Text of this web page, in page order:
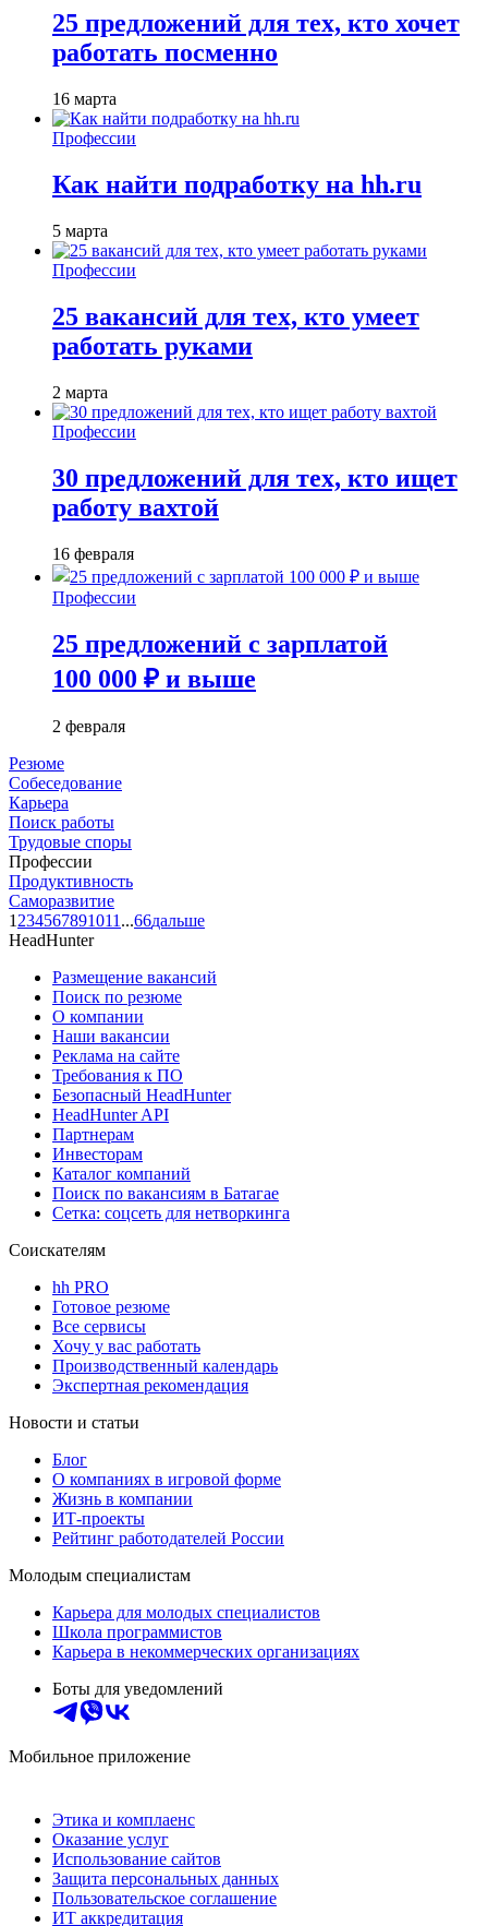
25 предложений для тех, кто хочет
работать посменно
16 марта
Профессии
Как найти подработку на hh.ru
5 марта
Профессии
25 вакансий для тех, кто умеет
работать руками
2 марта
Профессии
30 предложений для тех, кто ищет
работу вахтой
16 февраля
Профессии
25 предложений с зарплатой
100 000 ₽ и выше
2 февраля
Резюме
Собеседование
Карьера
Поиск работы
Трудовые споры
Профессии
Продуктивность
Саморазвитие
1 234567891011 ...66дальше
HeadHunter
Размещение вакансий
Поиск по резюме
О компании
Наши вакансии
Реклама на сайте
Требования к ПО
Безопасный HeadHunter
HeadHunter API
Партнерам
Инвесторам
Каталог компаний
Поиск по вакансиям в Батагае
Сетка: соцсеть для нетворкинга
Соискателям
hh PRO
Готовое резюме
Все сервисы
Хочу у вас работать
Производственный календарь
Экспертная рекомендация
Новости и статьи
Блог
О компаниях в игровой форме
Жизнь в компании
ИТ-проекты
Рейтинг работодателей России
Молодым специалистам
Карьера для молодых специалистов
Школа программистов
Карьера в некоммерческих организациях
Боты для уведомлений
Мобильное приложение
Этика и комплаенс
Оказание услуг
Использование сайтов
Защита персональных данных
Пользовательское соглашение
ИТ аккредитация